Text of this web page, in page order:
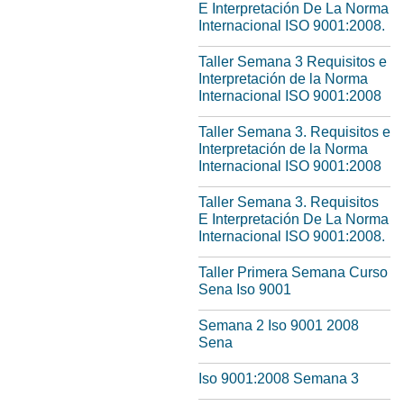
E Interpretación De La Norma
Internacional ISO 9001:2008.
Taller Semana 3 Requisitos e
Interpretación de la Norma
Internacional ISO 9001:2008
Taller Semana 3. Requisitos e
Interpretación de la Norma
Internacional ISO 9001:2008
Taller Semana 3. Requisitos
E Interpretación De La Norma
Internacional ISO 9001:2008.
Taller Primera Semana Curso
Sena Iso 9001
Semana 2 Iso 9001 2008
Sena
Iso 9001:2008 Semana 3